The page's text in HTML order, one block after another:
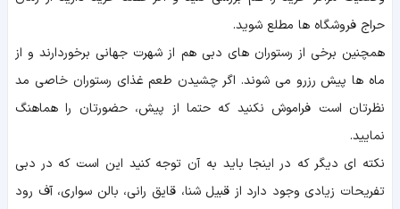
حراج فروشگاه ها مطلع شوید.
همچنین برخی از رستوران های دبی هم از شهرت جهانی برخوردارند و از
ماه ها پیش رزرو می شوند. اگر چشیدن طعم غذای رستوران خاصی مد
نظرتان است فراموش نکنید که حتما از پیش، حضورتان را هماهنگ
نمایید.
نکته ای دیگر که در اینجا باید به آن توجه کنید این است که در دبی
تفریحات زیادی وجود دارد از قبیل شنا، قایق رانی، بالن سواری، آف رود